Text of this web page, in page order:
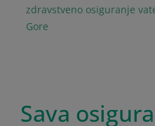
zdravstveno osiguranje
Gore
Sava